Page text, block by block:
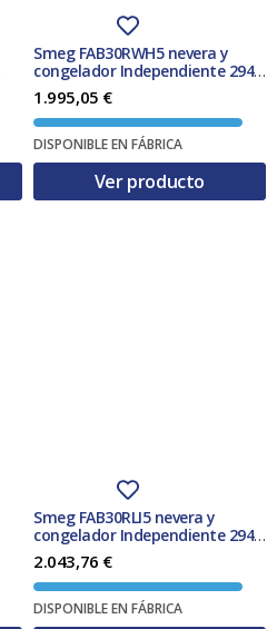
Smeg FAB30RWH5 nevera y
congelador Independiente 294 L
D Blanco
1.995,05 €
DISPONIBLE EN FÁBRICA
Ver producto
Smeg FAB30RLI5 nevera y
congelador Independiente 294 L
D Verde, Cal
2.043,76 €
DISPONIBLE EN FÁBRICA